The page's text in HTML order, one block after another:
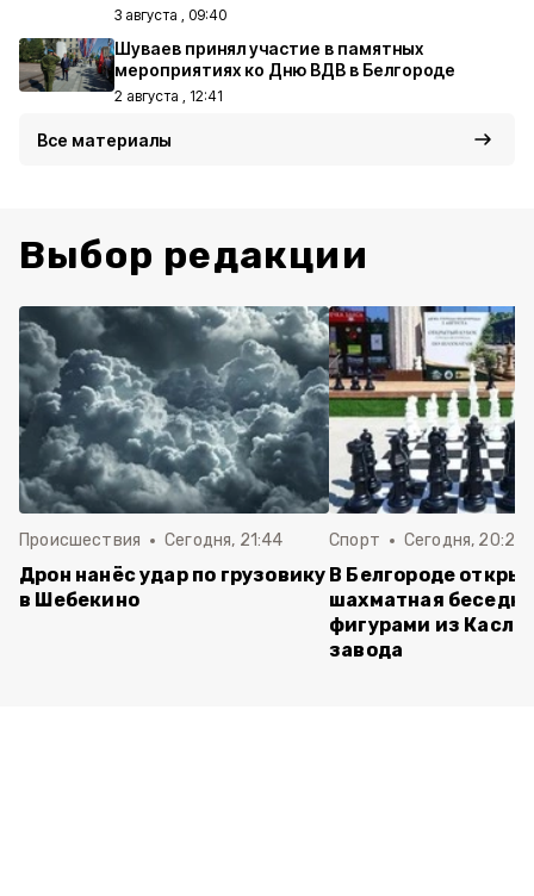
3 августа , 09:40
Шуваев принял участие в памятных
мероприятиях ко Дню ВДВ в Белгороде
2 августа , 12:41
Все материалы
Выбор редакции
Происшествия Сегодня, 21:44
Дрон нанёс удар по грузовику
в Шебекино
Спорт Сегодня, 20:24
В Белгороде
шахматная
фигурами из
завода